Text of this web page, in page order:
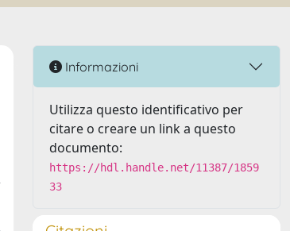
Informazioni
Utilizza questo identificativo per
citare o creare un link a questo
documento:
https://hdl.handle.net/11387/1859
33